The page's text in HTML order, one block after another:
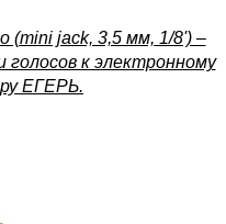
(mini jack, 3,5 мм, 1/8') –
голосов к электронному
ЕГЕРЬ.